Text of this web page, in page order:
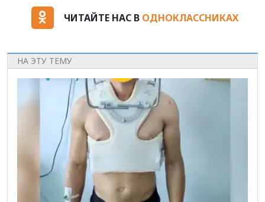
ЧИТАЙТЕ НАС В ОДНОКЛАССНИКАХ
НА ЭТУ ТЕМУ